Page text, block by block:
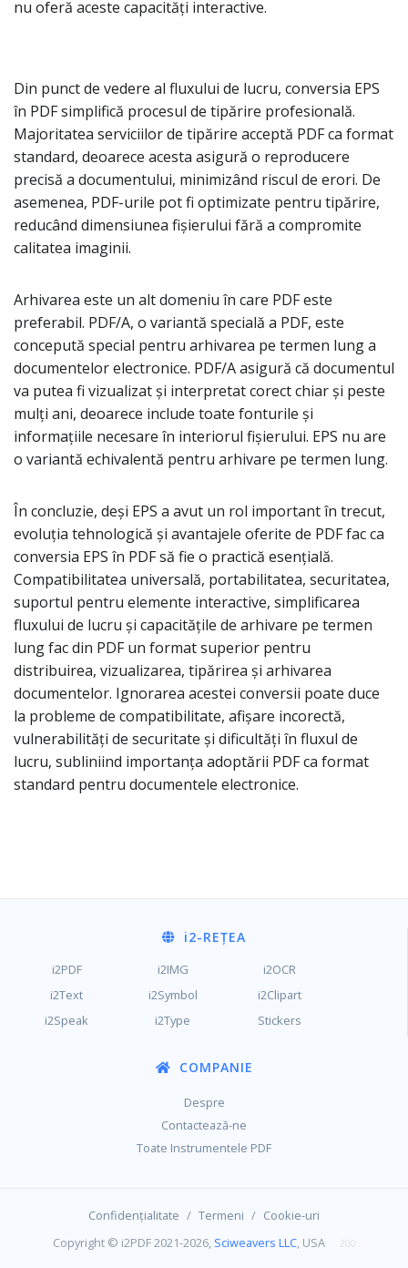
nu oferă aceste capacități interactive.
Din punct de vedere al fluxului de lucru, conversia EPS
în PDF simplifică procesul de tipărire profesională.
Majoritatea serviciilor de tipărire acceptă PDF ca format
standard, deoarece acesta asigură o reproducere
precisă a documentului, minimizând riscul de erori. De
asemenea, PDF-urile pot fi optimizate pentru tipărire,
reducând dimensiunea fișierului fără a compromite
calitatea imaginii.
Arhivarea este un alt domeniu în care PDF este
preferabil. PDF/A, o variantă specială a PDF, este
concepută special pentru arhivarea pe termen lung a
documentelor electronice. PDF/A asigură că documentul
va putea fi vizualizat și interpretat corect chiar și peste
mulți ani, deoarece include toate fonturile și
informațiile necesare în interiorul fișierului. EPS nu are
o variantă echivalentă pentru arhivare pe termen lung.
În concluzie, deși EPS a avut un rol important în trecut,
evoluția tehnologică și avantajele oferite de PDF fac ca
conversia EPS în PDF să fie o practică esențială.
Compatibilitatea universală, portabilitatea, securitatea,
suportul pentru elemente interactive, simplificarea
fluxului de lucru și capacitățile de arhivare pe termen
lung fac din PDF un format superior pentru
distribuirea, vizualizarea, tipărirea și arhivarea
documentelor. Ignorarea acestei conversii poate duce
la probleme de compatibilitate, afișare incorectă,
vulnerabilități de securitate și dificultăți în fluxul de
lucru, subliniind importanța adoptării PDF ca format
standard pentru documentele electronice.
i2-REȚEA
i2PDF i2IMG
i2OCR
i2Text
i2Symbol
i2Clipart
i2Speak
i2Type Stickers
COMPANIE
Despre
Contactează-ne
Toate Instrumentele PDF
Confidențialitate / Termeni / Cookie-uri
Copyright © i2PDF 2021-2026, Sciweavers LLC, USA 200